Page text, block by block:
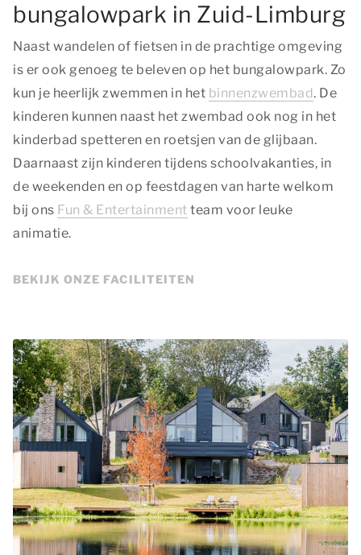
bungalowpark in Zuid-Limburg
Naast wandelen of fietsen in de prachtige omgeving
is er ook genoeg te beleven op het bungalowpark. Zo
kun je heerlijk zwemmen in het binnenzwembad. De
kinderen kunnen naast het zwembad ook nog in het
kinderbad spetteren en roetsjen van de glijbaan.
Daarnaast zijn kinderen tijdens schoolvakanties, in
de weekenden en op feestdagen van harte welkom
bij ons Fun & Entertainment team voor leuke
animatie.
BEKIJK ONZE FACILITEITEN